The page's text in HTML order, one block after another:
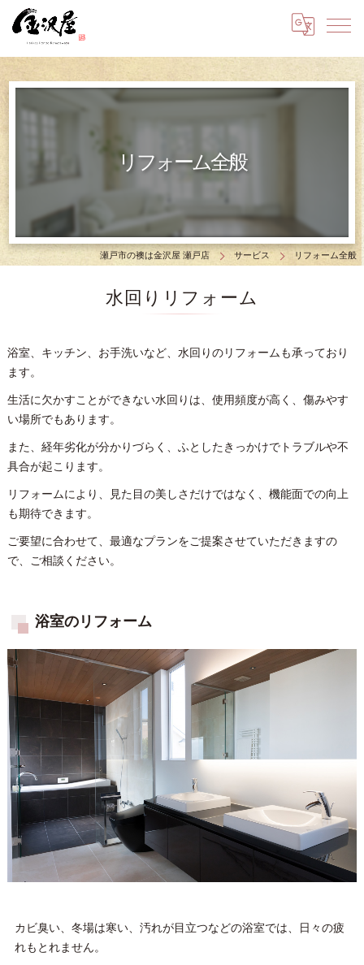
リフォーム全般
瀬戸市の襖は金沢屋 瀬戸店 サービス リフォーム全般
水回りリフォーム
浴室、キッチン、お手洗いなど、水回りのリフォームも承っており
ます。
生活に欠かすことができない水回りは、使用頻度が高く、傷みやす
い場所でもあります。
また、経年劣化が分かりづらく、ふとしたきっかけでトラブルや不
具合が起こります。
リフォームにより、見た目の美しさだけではなく、機能面での向上
も期待できます。
ご要望に合わせて、最適なプランをご提案させていただきますの
で、ご相談ください。
浴室のリフォーム
カビ臭い、冬場は寒い、汚れが目立つなどの浴室では、日々の疲
れもとれません。